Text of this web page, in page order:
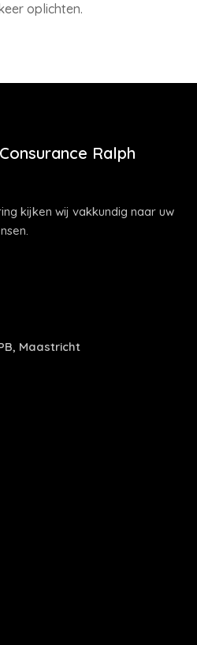
oplichten.
Ralph
kijken wij vakkundig naar uw
Maastricht